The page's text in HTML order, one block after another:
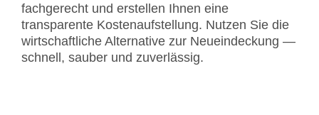
fachgerecht und erstellen Ihnen eine
transparente Kostenaufstellung. Nutzen Sie die
wirtschaftliche Alternative zur Neueindeckung —
schnell, sauber und zuverlässig.